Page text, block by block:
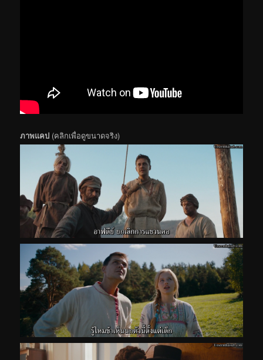
ภาพแคป (คลิกเพื่อดูขนาดจริง)